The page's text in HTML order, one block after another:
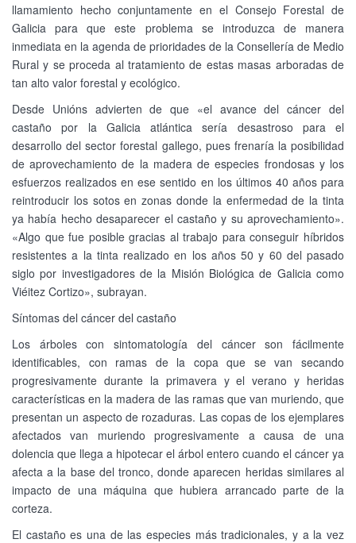
llamamiento hecho conjuntamente en el Consejo Forestal de
Galicia para que este problema se introduzca de manera
inmediata en la agenda de prioridades de la Consellería de Medio
Rural y se proceda al tratamiento de estas masas arboradas de
tan alto valor forestal y ecológico.
Desde Unións advierten de que «el avance del cáncer del
castaño por la Galicia atlántica sería desastroso para el
desarrollo del sector forestal gallego, pues frenaría la posibilidad
de aprovechamiento de la madera de especies frondosas y los
esfuerzos realizados en ese sentido en los últimos 40 años para
reintroducir los sotos en zonas donde la enfermedad de la tinta
ya había hecho desaparecer el castaño y su aprovechamiento».
«Algo que fue posible gracias al trabajo para conseguir híbridos
resistentes a la tinta realizado en los años 50 y 60 del pasado
siglo por investigadores de la Misión Biológica de Galicia como
Viéitez Cortizo», subrayan.
Síntomas del cáncer del castaño
Los árboles con sintomatología del cáncer son fácilmente
identificables, con ramas de la copa que se van secando
progresivamente durante la primavera y el verano y heridas
características en la madera de las ramas que van muriendo, que
presentan un aspecto de rozaduras. Las copas de los ejemplares
afectados van muriendo progresivamente a causa de una
dolencia que llega a hipotecar el árbol entero cuando el cáncer ya
afecta a la base del tronco, donde aparecen heridas similares al
impacto de una máquina que hubiera arrancado parte de la
corteza.
El castaño es una de las especies más tradicionales, y a la vez